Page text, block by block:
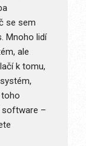
se sem
Mnoho lidí
ale
k tomu,
toho
software –